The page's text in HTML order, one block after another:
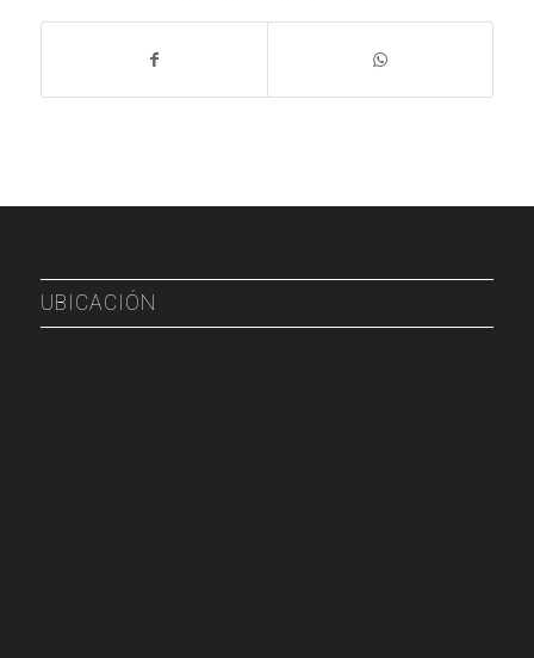
UBICACIÓN